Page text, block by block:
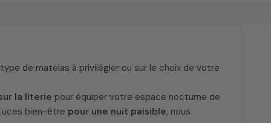
de matelas à privilégier ou sur le choix de votre
la literie pour équiper votre espace nocturne de
bien-être pour une nuit paisible, nous